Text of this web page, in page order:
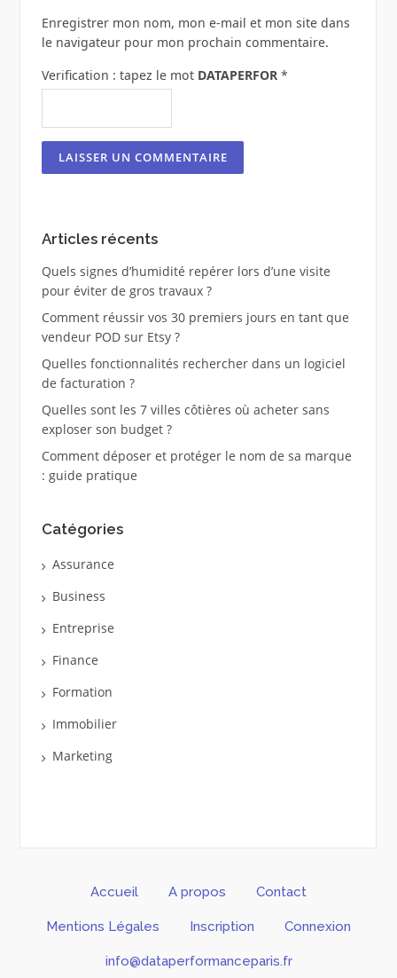
Enregistrer mon nom, mon e-mail et mon site dans
le navigateur pour mon prochain commentaire.
Verification : tapez le mot DATAPERFOR *
Articles récents
Quels signes d’humidité repérer lors d’une visite
pour éviter de gros travaux ?
Comment réussir vos 30 premiers jours en tant que
vendeur POD sur Etsy ?
Quelles fonctionnalités rechercher dans un logiciel
de facturation ?
Quelles sont les 7 villes côtières où acheter sans
exploser son budget ?
Comment déposer et protéger le nom de sa marque
: guide pratique
Catégories
Assurance
Business
Entreprise
Finance
Formation
Immobilier
Marketing
Accueil A propos Contact
Mentions Légales Inscription Connexion
info@dataperformanceparis.fr